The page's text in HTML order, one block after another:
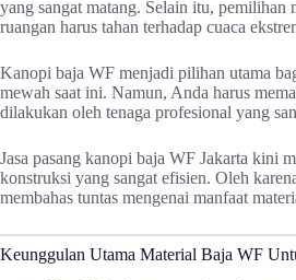
yang sangat matang. Selain itu, pemilihan
ruangan harus tahan terhadap cuaca
Kanopi baja WF menjadi pilihan utama
mewah saat ini. Namun, Anda harus
dilakukan oleh tenaga profesional yang
Jasa pasang kanopi baja WF Jakarta kini
konstruksi yang sangat efisien. Oleh
membahas tuntas mengenai manfaat
Keunggulan Utama Material Baja WF